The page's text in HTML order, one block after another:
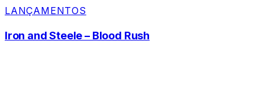
LANÇAMENTOS
Iron and Steele – Blood Rush